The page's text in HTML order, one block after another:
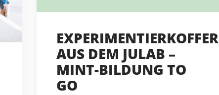
EXPERIMENTIERKOFFER
AUS DEM JULAB –
MINT-BILDUNG TO
GO